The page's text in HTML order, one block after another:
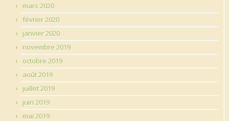
mars 2020
février 2020
janvier 2020
novembre 2019
octobre 2019
août 2019
juillet 2019
juin 2019
mai 2019